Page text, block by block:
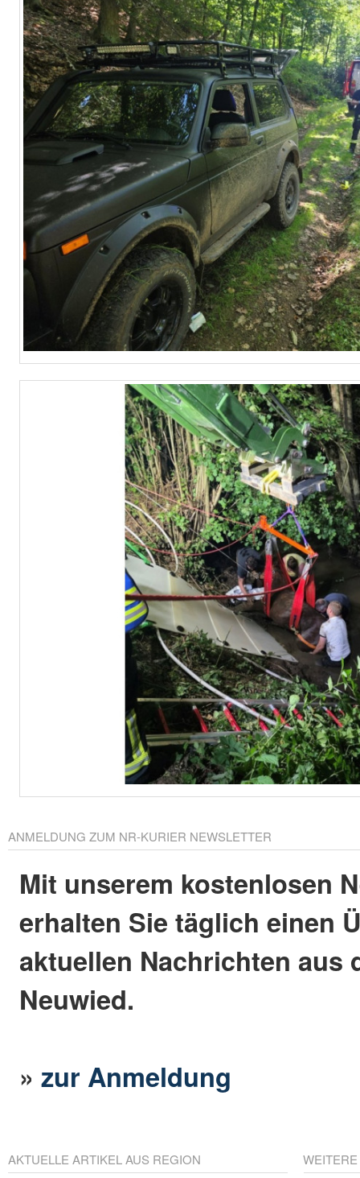
ANMELDUNG ZUM NR-KURIER NEWSLETTER
Mit unserem kostenlosen
erhalten Sie täglich einen
aktuellen Nachrichten aus
Neuwied.
»zur Anmeldung
AKTUELLE ARTIKEL AUS REGION